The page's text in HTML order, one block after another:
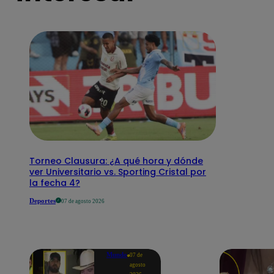
Torneo Clausura: ¿A qué hora y dónde
ver Universitario vs. Sporting Cristal por
la fecha 4?
Deportes 07 de agosto 2026
Mundo 07 de
agosto